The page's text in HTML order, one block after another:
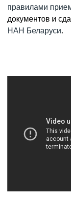
правилами
документов и
НАН Беларуси.